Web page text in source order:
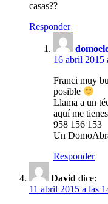
casas??
Responder
16 abril 2015
Franci muy
posible
Llama a un
aquí me tienes
958 156 153
Un
Responder
David dice:
11 abril 2015 a las